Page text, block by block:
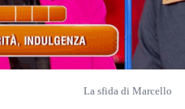
La sfida di Marcello